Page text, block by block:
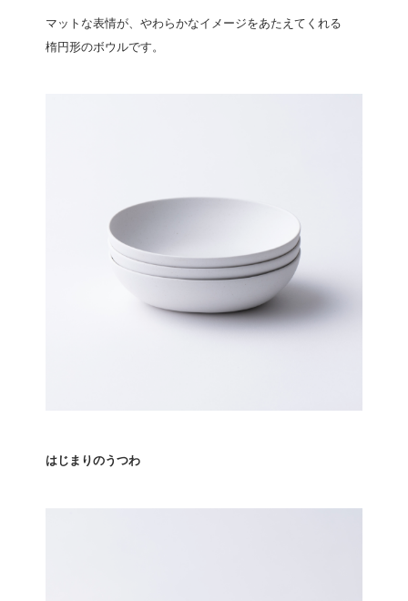
マットな表情が、やわらかなイメージをあたえてくれる
楕円形のボウルです。
はじまりのうつわ